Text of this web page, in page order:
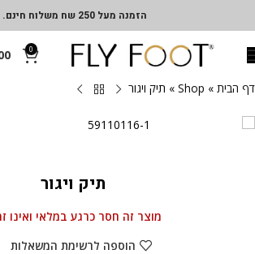
הזמנה מעל 250 שח משלוח חינם.
0
דף הבית »
Shop
» תיק ויגור
תיק ויגור
מוצר זה חסר כרגע במלאי ואינו
הוספה לרשימת המשאלות